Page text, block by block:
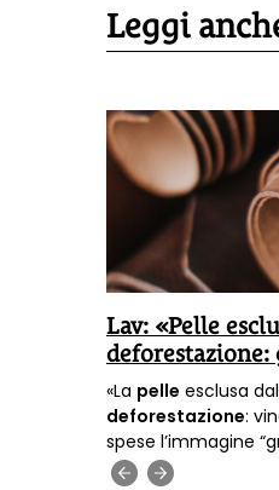
Leggi
Lav: «Pelle
deforestazione:
«La pelle esclusa
deforestazione:
spese l’immagine
della Lav.